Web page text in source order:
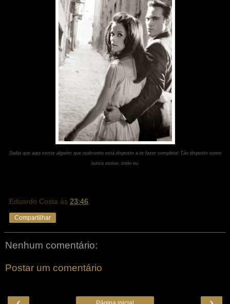
Saiba que aqui existe alguém que realmente está disposto a te fazer completa! Tão disposto como
nunca estive, creio eu.
Eduardo Costa às 23:46
Compartilhar
Nenhum comentário:
Postar um comentário